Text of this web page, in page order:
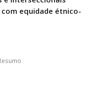
equidade étnico-